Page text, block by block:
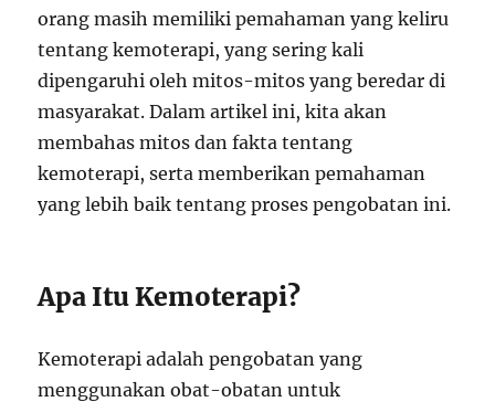
orang masih memiliki pemahaman yang keliru
tentang kemoterapi, yang sering kali
dipengaruhi oleh mitos-mitos yang beredar di
masyarakat. Dalam artikel ini, kita akan
membahas mitos dan fakta tentang
kemoterapi, serta memberikan pemahaman
yang lebih baik tentang proses pengobatan ini.
Apa Itu Kemoterapi?
Kemoterapi adalah pengobatan yang
menggunakan obat-obatan untuk